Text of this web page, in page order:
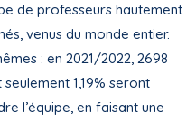
de professeurs hautement
venus du monde entier.
: en 2021/2022, 2698
1,19% seront
l’équipe, en faisant une